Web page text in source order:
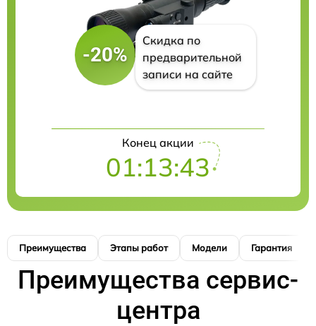
-20%
Скидка по
предварительной
записи на сайте
Конец акции
01:13:42
Преимущества Этапы работ Модели Гарантия
Преимущества сервис-
центра